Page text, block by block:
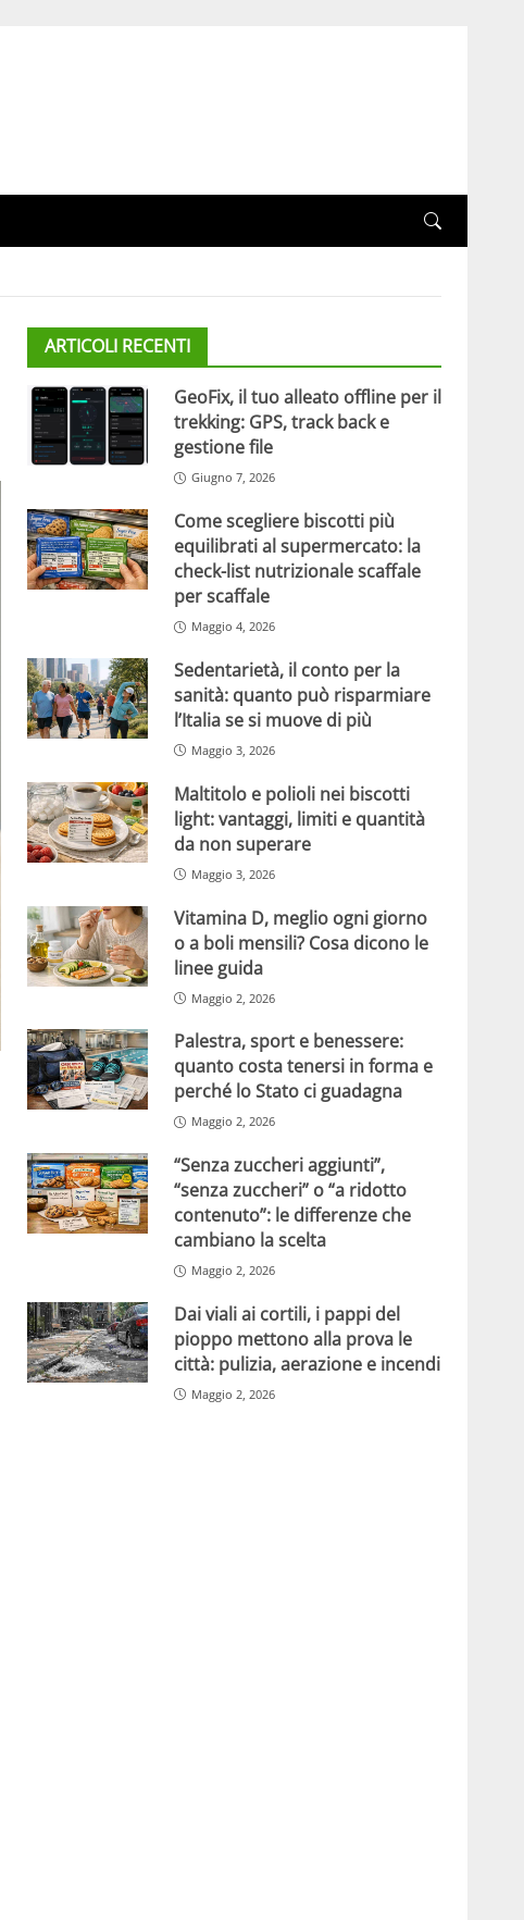
ARTICOLI RECENTI
GeoFix, il tuo alleato offline per il
trekking: GPS, track back e
gestione file
Giugno 7, 2026
Come scegliere biscotti più
equilibrati al supermercato: la
check-list nutrizionale scaffale
per scaffale
Maggio 4, 2026
Sedentarietà, il conto per la
sanità: quanto può risparmiare
l’Italia se si muove di più
Maggio 3, 2026
Maltitolo e polioli nei biscotti
light: vantaggi, limiti e quantità
da non superare
Maggio 3, 2026
Vitamina D, meglio ogni giorno
o a boli mensili? Cosa dicono le
linee guida
Maggio 2, 2026
Palestra, sport e benessere:
quanto costa tenersi in forma e
perché lo Stato ci guadagna
Maggio 2, 2026
“Senza zuccheri aggiunti”,
“senza zuccheri” o “a ridotto
contenuto”: le differenze che
cambiano la scelta
Maggio 2, 2026
Dai viali ai cortili, i pappi del
pioppo mettono alla prova le
città: pulizia, aerazione e incendi
Maggio 2, 2026